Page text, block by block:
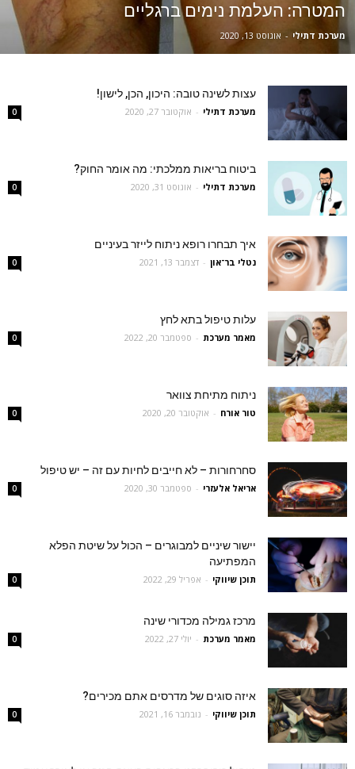
המטרה: העלמת נימים ברגליים
מערכת דתילי - אוגוסט 13, 2020
עצות לשינה טובה: היכון, הכן, לישון!
מערכת דתילי - אוקטובר 27, 2020 0
ביטוח בריאות ממלכתי: מה אומר החוק?
מערכת דתילי - אוגוסט 31, 2020 0
איך תבחרו רופא ניתוח לייזר בעיניים
נטלי בר־און - דצמבר 13, 2021 0
עלות טיפול בתא לחץ
מאמר מערכת - ספטמבר 20, 2022 0
ניתוח מתיחת צוואר
טור אורח - אוקטובר 20, 2020 0
סחרחורות – לא חייבים לחיות עם זה – יש טיפול
אריאל אלעזרי - ספטמבר 30, 2020 0
יישור שיניים למבוגרים – הכול על שיטת הפלא
המפתיעה
תוכן שיווקי - אפריל 29, 2022 0
מרכז גמילה מכדורי שינה
מאמר מערכת - יולי 27, 2022 0
איזה סוגים של מדרסים אתם מכירים?
תוכן שיווקי - נובמבר 16, 2021 0